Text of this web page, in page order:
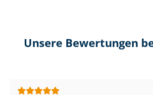
Unsere Bewertungen